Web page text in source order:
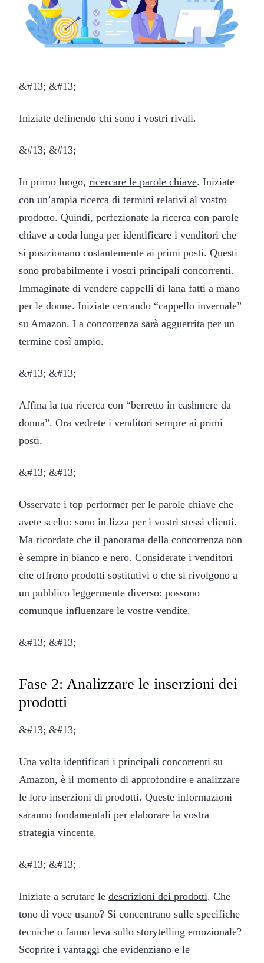
&#13; &#13;
Iniziate definendo chi sono i vostri rivali.
&#13; &#13;
In primo luogo, ricercare le parole chiave. Iniziate
con un’ampia ricerca di termini relativi al vostro
prodotto. Quindi, perfezionate la ricerca con parole
chiave a coda lunga per identificare i venditori che
si posizionano costantemente ai primi posti. Questi
sono probabilmente i vostri principali concorrenti.
Immaginate di vendere cappelli di lana fatti a mano
per le donne. Iniziate cercando “cappello invernale”
su Amazon. La concorrenza sarà agguerrita per un
termine così ampio.
&#13; &#13;
Affina la tua ricerca con “berretto in cashmere da
donna”. Ora vedrete i venditori sempre ai primi
posti.
&#13; &#13;
Osservate i top performer per le parole chiave che
avete scelto: sono in lizza per i vostri stessi clienti.
Ma ricordate che il panorama della concorrenza non
è sempre in bianco e nero. Considerate i venditori
che offrono prodotti sostitutivi o che si rivolgono a
un pubblico leggermente diverso: possono
comunque influenzare le vostre vendite.
&#13; &#13;
Fase 2: Analizzare le inserzioni dei
prodotti
&#13; &#13;
Una volta identificati i principali concorrenti su
Amazon, è il momento di approfondire e analizzare
le loro inserzioni di prodotti. Queste informazioni
saranno fondamentali per elaborare la vostra
strategia vincente.
&#13; &#13;
Iniziate a scrutare le descrizioni dei prodotti. Che
tono di voce usano? Si concentrano sulle specifiche
tecniche o fanno leva sullo storytelling emozionale?
Scoprite i vantaggi che evidenziano e le